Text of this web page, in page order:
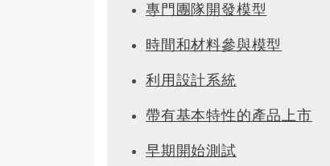
專門團隊開發模型
時間和材料參與模型
利用設計系統
帶有基本特性的產品上市
早期開始測試